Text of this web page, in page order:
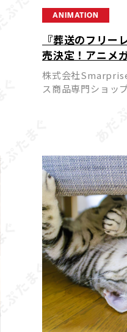
ANIMATION
『葬送のフリー
売決定！アニメ
ート
株式会社
ス商品専門ショッ